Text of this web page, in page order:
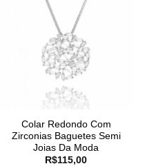
Colar Redondo Com
Zirconias Baguetes Semi
Joias Da Moda
R$115,00